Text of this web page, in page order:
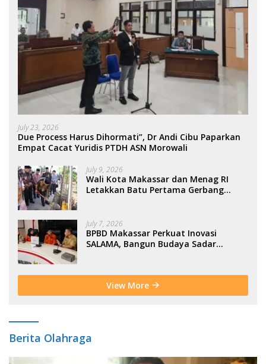
July 23, 2026
Due Process Harus Dihormati”, Dr Andi Cibu Paparkan
Empat Cacat Yuridis PTDH ASN Morowali
July 9, 2026
Wali Kota Makassar dan Menag RI
Letakkan Batu Pertama Gerbang
July 7, 2026
BPBD Makassar Perkuat Inovasi
SALAMA, Bangun Budaya Sadar
View More
Berita Olahraga